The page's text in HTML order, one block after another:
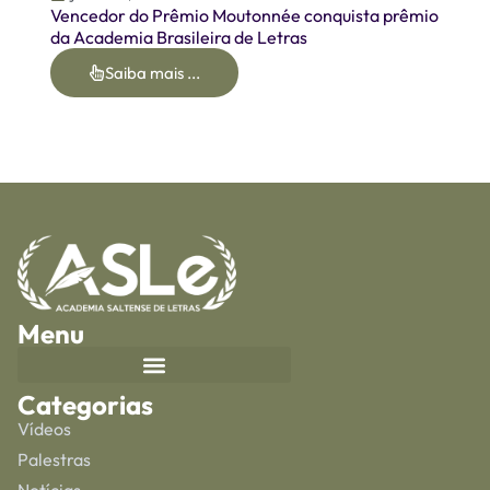
Vencedor do Prêmio Moutonnée conquista prêmio
da Academia Brasileira de Letras
Saiba mais ...
Menu
Categorias
Vídeos
Palestras